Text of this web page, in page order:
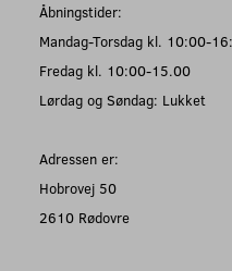
Åbningstider:
Mandag-Torsdag kl. 10:00-
Fredag kl. 10:00-15.00
Lørdag og Søndag: Lukket
Adressen er:
Hobrovej 50
2610 Rødovre